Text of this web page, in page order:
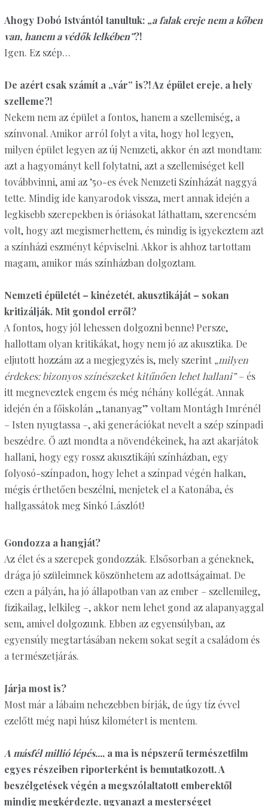
Ahogy Dobó Istvántól tanultuk: „a falak ereje nem a kőben
van, hanem a védők lelkében”?!
Igen. Ez szép…
De azért csak számít a „vár” is?! Az épület ereje, a hely
szelleme?!
Nekem nem az épület a fontos, hanem a szellemiség, a
színvonal. Amikor arról folyt a vita, hogy hol legyen,
milyen épület legyen az új Nemzeti, akkor én azt mondtam:
azt a hagyományt kell folytatni, azt a szellemiséget kell
továbbvinni, ami az ’50-es évek Nemzeti Színházát naggyá
tette. Mindig ide kanyarodok vissza, mert annak idején a
legkisebb szerepekben is óriásokat láthattam, szerencsém
volt, hogy azt megismerhettem, és mindig is igyekeztem azt
a színházi eszményt képviselni. Akkor is ahhoz tartottam
magam, amikor más színházban dolgoztam.
Nemzeti épületét – kinézetét, akusztikáját – sokan
kritizálják. Mit gondol erről?
A fontos, hogy jól lehessen dolgozni benne! Persze,
hallottam olyan kritikákat, hogy nem jó az akusztika. De
eljutott hozzám az a megjegyzés is, mely szerint „milyen
érdekes: bizonyos színészeket kitűnően lehet hallani”– és
itt megneveztek engem és még néhány kollégát. Annak
idején én a főiskolán „tananyag” voltam Montágh Imrénél
– Isten nyugtassa –, aki generációkat nevelt a szép színpadi
beszédre. Ő azt mondta a növendékeinek, ha azt akarjátok
hallani, hogy egy rossz akusztikájú színházban, egy
folyosó-színpadon, hogy lehet a színpad végén halkan,
mégis érthetően beszélni, menjetek el a Katonába, és
hallgassátok meg Sinkó Lászlót!
Gondozza a hangját?
Az élet és a szerepek gondozzák. Elsősorban a géneknek,
drága jó szüleimnek köszönhetem az adottságaimat. De
ezen a pályán, ha jó állapotban van az ember – szellemileg,
fizikailag, lelkileg –, akkor nem lehet gond az alapanyaggal
sem, amivel dolgozunk. Ebben az egyensúlyban, az
egyensúly megtartásában nekem sokat segít a családom és
a természetjárás.
Járja most is?
Most már a lábaim nehezebben bírják, de úgy tíz évvel
ezelőtt még napi húsz kilométert is mentem.
A másfél millió lépés..., a ma is népszerű természetfilm
egyes részeiben riporterként is bemutatkozott. A
beszélgetések végén a megszólaltatott emberektől
mindig megkérdezte, ugyanazt a mesterséget